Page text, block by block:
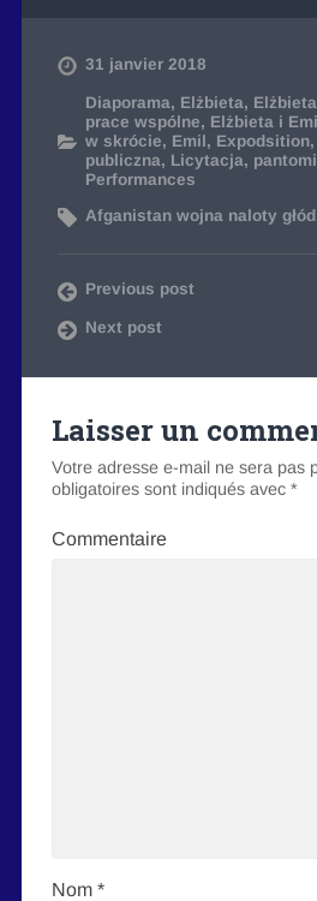
31 janvier 2018
Diaporama, Elżbieta,
prace wspólne, Elżbieta i
w skrócie, Emil, Expodsition,
publiczna, Licytacja,
Performances
Afganistan wojna naloty
Previous post
Next post
Laisser un
Votre adresse e-mail ne sera pas
obligatoires sont indiqués avec *
Commentaire
Nom *